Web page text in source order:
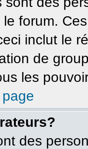
forum.
inclut le
de
les
des